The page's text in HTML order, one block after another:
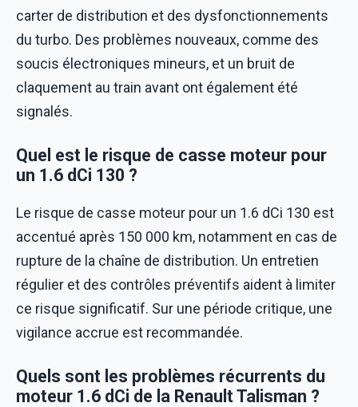
carter de distribution et des dysfonctionnements
du turbo. Des problèmes nouveaux, comme des
soucis électroniques mineurs, et un bruit de
claquement au train avant ont également été
signalés.
Quel est le risque de casse moteur pour
un 1.6 dCi 130 ?
Le risque de casse moteur pour un 1.6 dCi 130 est
accentué après 150 000 km, notamment en cas de
rupture de la chaîne de distribution. Un entretien
régulier et des contrôles préventifs aident à limiter
ce risque significatif. Sur une période critique, une
vigilance accrue est recommandée.
Quels sont les problèmes récurrents du
moteur 1.6 dCi de la Renault Talisman ?